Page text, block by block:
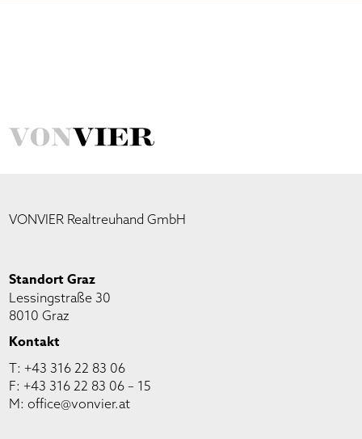
VONVIER Realtreuhand GmbH
Standort Graz
Lessingstraße 30
8010 Graz
Kontakt
T:+43 316 22 83 06
F: +43 316 22 83 06 – 15
M:office@vonvier.at